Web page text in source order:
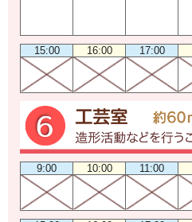
15:00 16:00 17:00
9:00 10:00 11:00